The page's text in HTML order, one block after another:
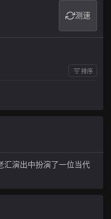
测速
排序
汇演出中扮演了一位当代